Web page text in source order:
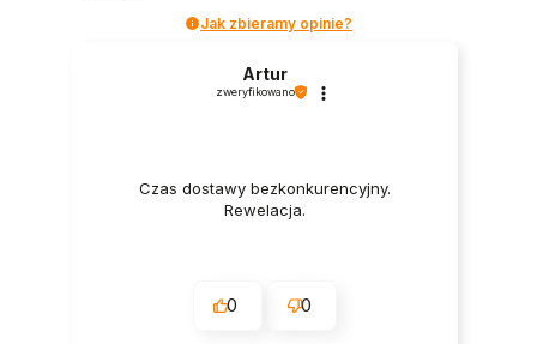
Jak zbieramy opinie?
Artur
zweryfikowano
Czas dostawy bezkonkurencyjny.
Rewelacja.
0 0